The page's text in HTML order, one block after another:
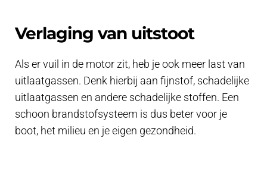
Verlaging van uitstoot
Als er vuil in de motor zit, heb je ook meer last van
uitlaatgassen. Denk hierbij aan fijnstof, schadelijke
uitlaatgassen en andere schadelijke stoffen. Een
schoon brandstofsysteem is dus beter voor je
boot, het milieu en je eigen gezondheid.